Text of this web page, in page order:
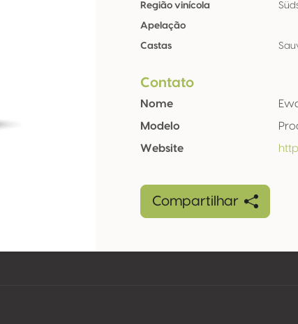
Região vinícola
Apelação
Castas
Contato
Nome
Modelo
Website
Compartilhar